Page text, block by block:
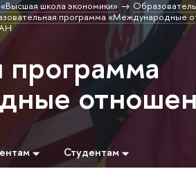
школа экономики»
программа «Международные
программа
Студентам